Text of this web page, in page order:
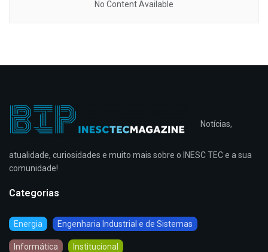
No Content Available
Notícias,
atualidade, curiosidades e muito mais sobre o INESC TEC e a sua
comunidade!
Categorias
Energia Engenharia Industrial e de Sistemas
Informática Institucional